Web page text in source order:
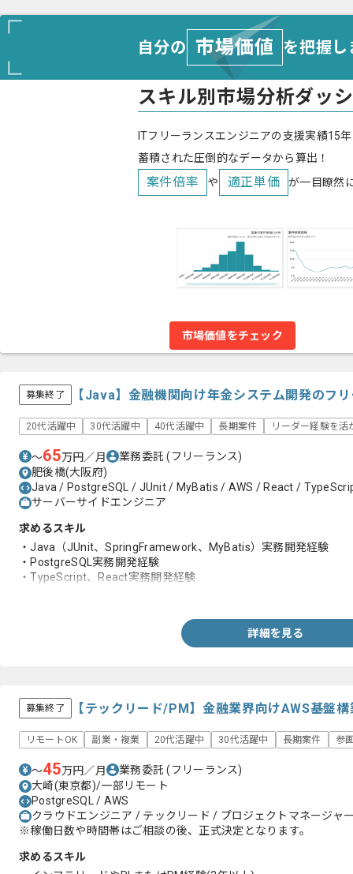
自分の 市場価値 を把握
スキル別市場分析ダッ
ITフリーランスエンジニアの支援実績15
蓄積された圧倒的なデータから算出！
案件倍率 や 適正単価 が一目瞭然
市場価値をチェック
募集終了 【Java】金融機関向け年金システム開発のフ
20代活躍中 30代活躍中 40代活躍中 長期案件 リーダー経験を活
〜65万円／月 業務委託(フリーランス)
肥後橋(大阪府)
Java / PostgreSQL / JUnit / MyBatis / AWS / React /
サーバーサイドエンジニア
求めるスキル
・Java（JUnit、SpringFramework、MyBatis）実務開発経験
・PostgreSQL実務開発経験
・TypeScript、React実務開発経験
詳細を見る
募集終了 【テックリード/PM】金融業界向けAWS基盤
リモートOK 副業・複業 20代活躍中 30代活躍中 長期案件 参
〜45万円／月 業務委託(フリーランス)
大崎(東京都)/一部リモート
PostgreSQL / AWS
クラウドエンジニア / テックリード / プロジェクトマネージャ
※稼働日数や時間帯はご相談の後、正式決定となります。
求めるスキル